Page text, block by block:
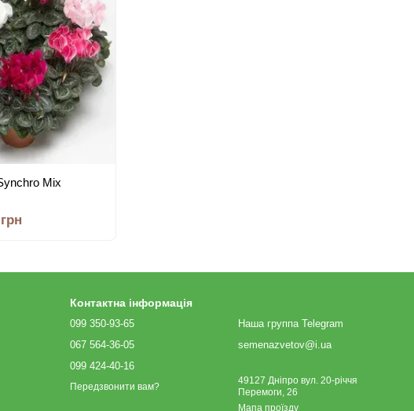
Mix
Контактна інформація
099 350-93-65
067 564-36-05
099 424-40-16
Передзвонити вам?
Наша группа Telegram
semenazvetov@i.ua
49127 Дніпро вул. 20-річчя
Перемоги, 26
Мапа проїзду